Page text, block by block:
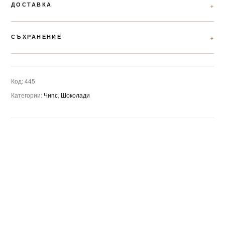
ДОСТАВКА
СЪХРАНЕНИЕ
Код:445
Категории: Чипс, Шоколади